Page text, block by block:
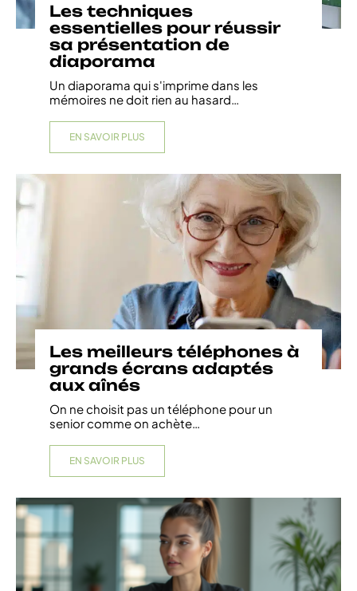
Les techniques
essentielles pour réussir
sa présentation de
diaporama
Un diaporama qui s'imprime dans les
mémoires ne doit rien au hasard…
EN SAVOIR PLUS
Les meilleurs téléphones à
grands écrans adaptés
aux aînés
On ne choisit pas un téléphone pour un
senior comme on achète
EN SAVOIR PLUS